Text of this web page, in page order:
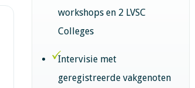
workshops en 2 LVSC
Colleges
Intervisie met
geregistreerde vakgenoten